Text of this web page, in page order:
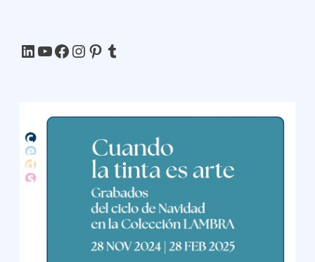
LinkedIn
YouTube
Facebook
Instagram
Pinterest
Tumblr